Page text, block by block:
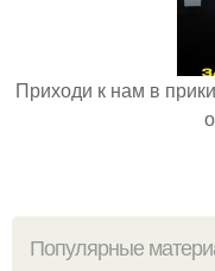
Приходи к нам в
Популярные